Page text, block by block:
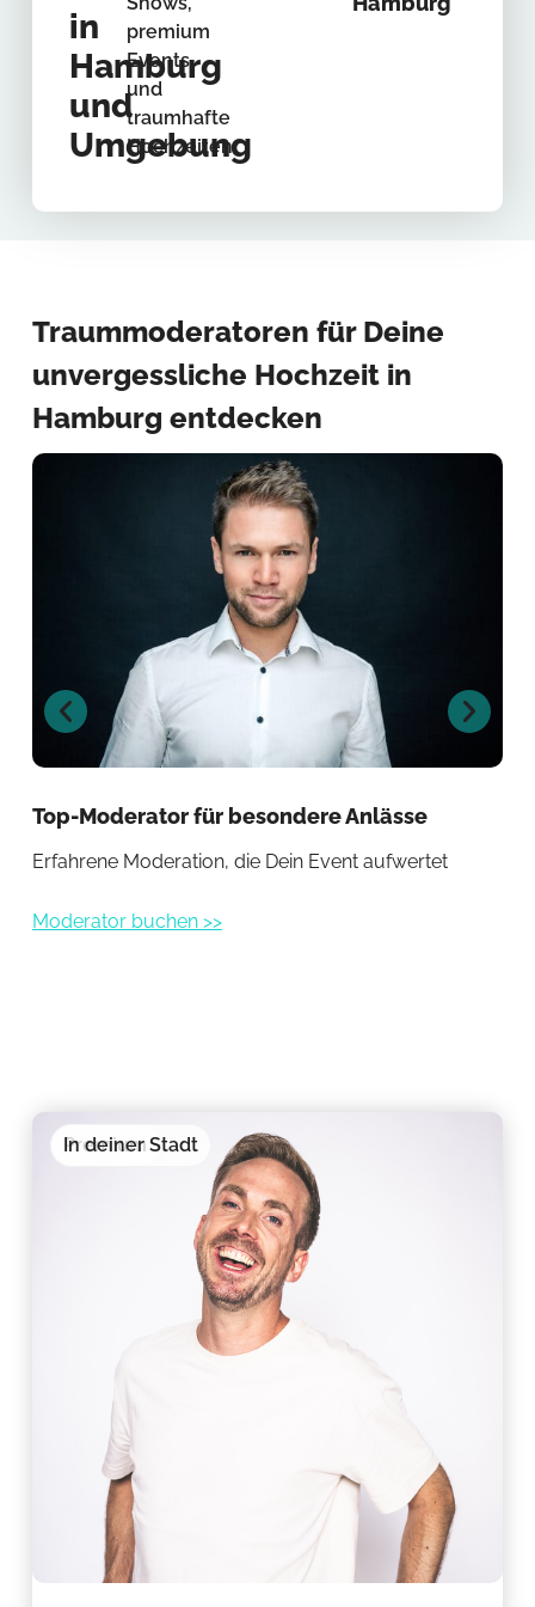
in
Hamburg
und
Umgebung
premium
Events
und
traumhafte
Hochzeiten.
Traummoderatoren für Deine
unvergessliche Hochzeit in
Hamburg entdecken
Top-Moderator für besondere Anlässe
Erfahrene Moderation, die Dein Event aufwertet
Moderator buchen >>
Premium
In deiner Stadt